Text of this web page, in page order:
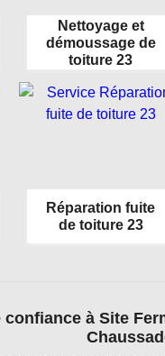
Nettoyage et
démoussage de
toiture 23
Réparation fuite
de toiture 23
confiance à Site